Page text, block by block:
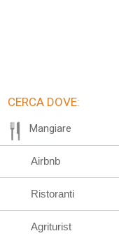
CERCA DOVE:
Mangiare
Airbnb
Ristoranti
Agriturist